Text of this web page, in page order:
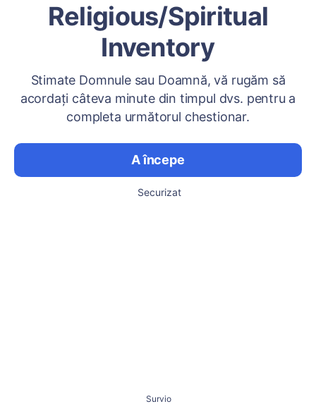
Religious/Spiritual
Inventory
Stimate Domnule sau Doamnă, vă rugăm să
acordați câteva minute din timpul dvs. pentru a
completa următorul chestionar.
A începe
Securizat
Survio